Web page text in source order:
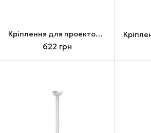
Кріплення для проектора Charmount CT-PRB-1, White
622 грн